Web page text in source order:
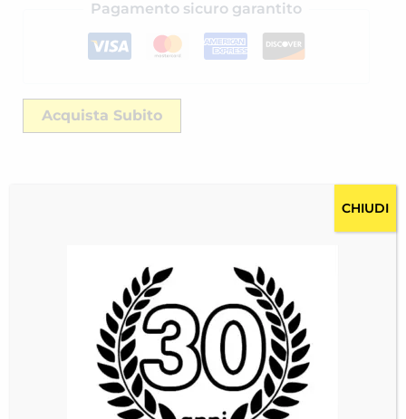
Pagamento sicuro garantito
Acquista Subito
CHIUDI